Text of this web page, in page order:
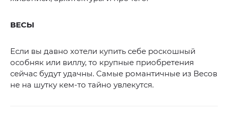
ВЕСЫ
Если вы давно хотели купить себе роскошный
особняк или виллу, то крупные приобретения
сейчас будут удачны. Самые романтичные из Весов
не на шутку кем-то тайно увлекутся.